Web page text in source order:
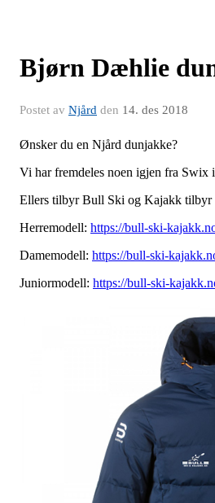
Bjørn Dæhlie
Postet av Njård den 14. des 2018
Ønsker du en Njård dunjakke?
Vi har fremdeles noen igjen fra Swix
Ellers tilbyr Bull Ski og Kajakk tilbyr
Herremodell: https://bull-ski-
Damemodell: https://bull-ski-
Juniormodell: https://bull-ski-